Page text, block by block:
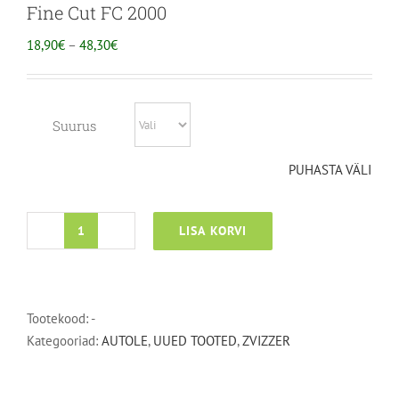
Fine Cut FC 2000
18,90€ – 48,30€HINNAVAHEMIK:
Suurus
PUHASTA VÄLI
Fine
LISA KORVI
Tootekood: -
Kategooriad: AUTOLE, UUED TOOTED,ZVIZZER